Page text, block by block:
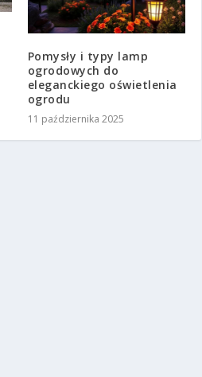
Pomysły i typy lamp
ogrodowych do
eleganckiego oświetlenia
ogrodu
11 października 2025